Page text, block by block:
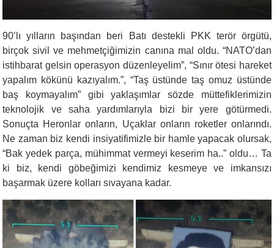
90’lı yılların başından beri Batı destekli PKK terör örgütü,
birçok sivil ve mehmetçiğimizin canına mal oldu. “NATO’dan
istihbarat gelsin operasyon düzenleyelim”, “Sınır ötesi hareket
yapalım kökünü kazıyalım.”, “Taş üstünde taş omuz üstünde
baş koymayalım” gibi yaklaşımlar sözde müttefiklerimizin
teknolojik ve saha yardımlarıyla bizi bir yere götürmedi.
Sonuçta Heronlar onların, Uçaklar onların roketler onlarındı.
Ne zaman biz kendi insiyatifimizle bir hamle yapacak olursak,
“Bak yedek parça, mühimmat vermeyi keserim ha..” oldu… Ta
ki biz, kendi göbeğimizi kendimiz kesmeye ve imkansızı
başarmak üzere kolları sıvayana kadar.